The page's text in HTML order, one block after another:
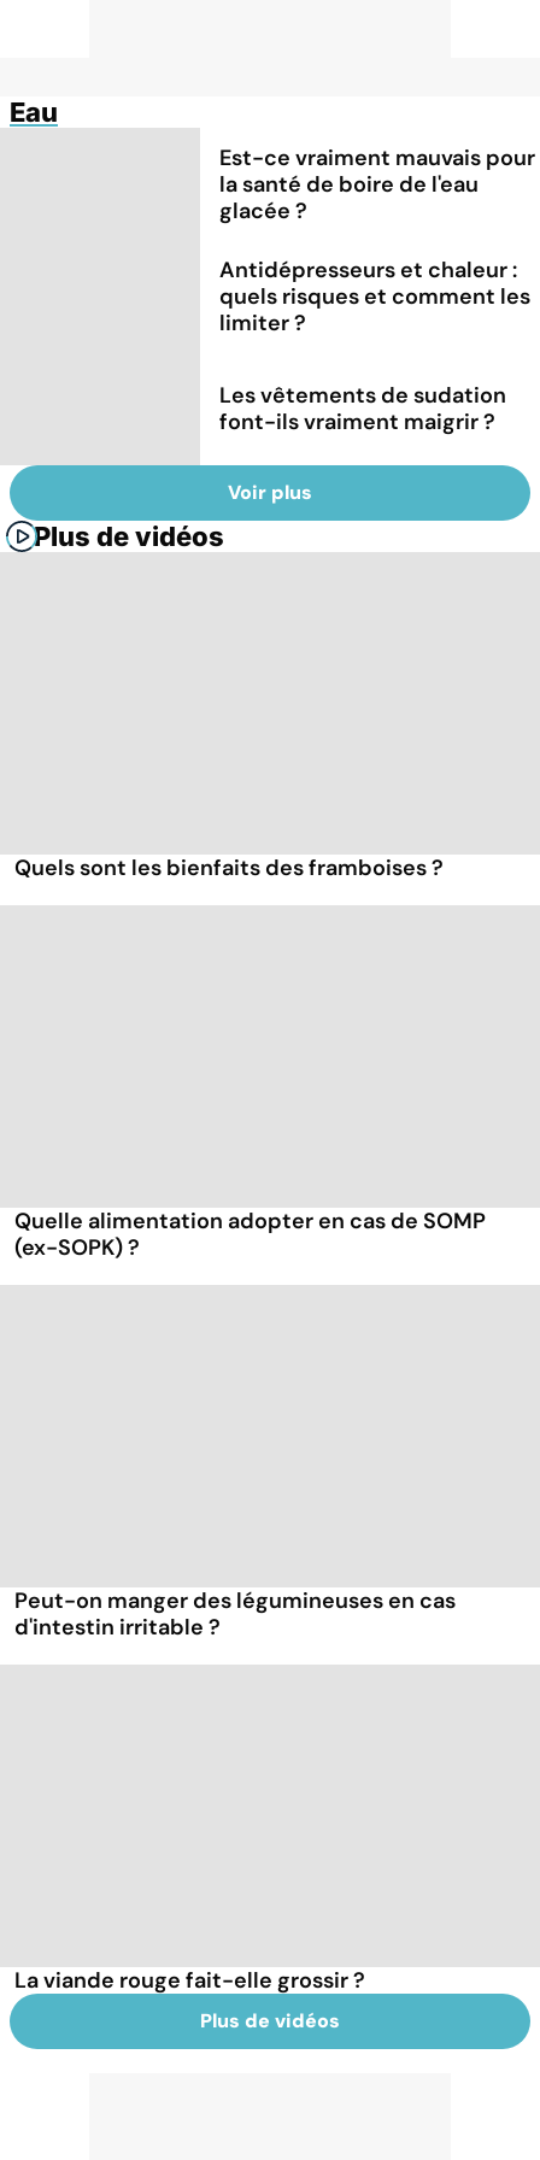
Eau
Est-ce vraiment mauvais pour
la santé de boire de l'eau
glacée ?
Antidépresseurs et chaleur :
quels risques et comment les
limiter ?
Les vêtements de sudation
font-ils vraiment maigrir ?
Voir plus
Plus de vidéos
Quels sont les bienfaits des framboises ?
Quelle alimentation adopter en cas de SOMP
(ex-SOPK) ?
Peut-on manger des légumineuses en cas
d'intestin irritable ?
La viande rouge fait-elle grossir ?
Plus de vidéos